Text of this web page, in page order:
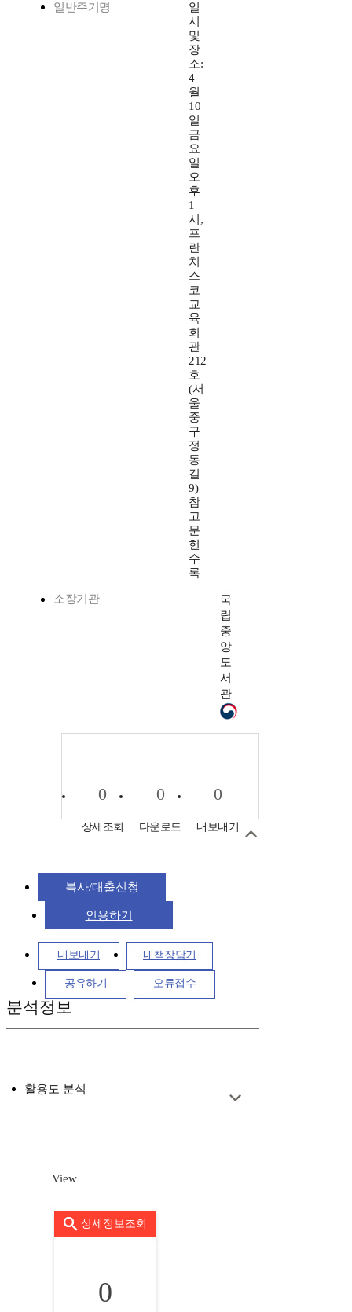
일반주기명
일
시
및
장
소:
4
월
10
일
금
요
일
오
후
1
시,
프
란
치
스
코
교
육
회
관
212
호
(서
울
중
구
정
동
길
9)
참
고
문
헌
수
록
소장기관
국
립
중
앙
도
서
관
0
상세조회
0
다운로드
0
내보내기
복사/대출신청
인용하기
내보내기 내책장담기
공유하기 오류접수
분석정보
활용도 분석
View
상세정보조회
0